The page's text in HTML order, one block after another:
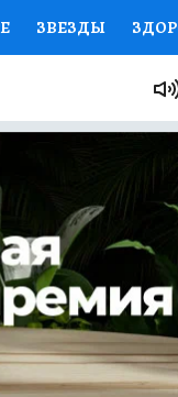
ЗВЕЗДЫ
ПРОЕКТЫ
СЕКРЕТЫ
ДЕФИЦИТ ЖЕЛЕЗА
У НАС ГИД